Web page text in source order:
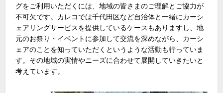
グをご利用いただくには、地域の皆さまのご理解とご協力が
不可欠です。カレコでは千代田区など自治体と一緒にカーシ
ェアリングサービスを提供しているケースもありますし、地
元のお祭り・イベントに参加して交流を深めながら、カーシ
ェアのことを知っていただくというような活動も行っていま
す。その地域の実情やニーズに合わせて展開していきたいと
考えています。